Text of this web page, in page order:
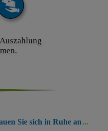
Sie sich in Ruhe an